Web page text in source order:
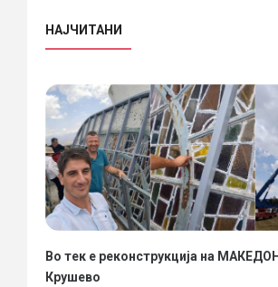
НАЈЧИТАНИ
Во тек е реконструкција на
Крушево